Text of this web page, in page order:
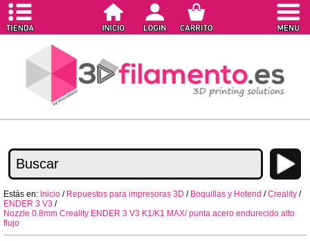
Estás en: Inicio / Repuestos para impresoras 3D / Boquillas y Hotend /Creality /
ENDER 3 V3 /
Nozzle 0.8mm Creality ENDER 3 V3 K1/K1 MAX/ punta acero endurecido alto
flujo